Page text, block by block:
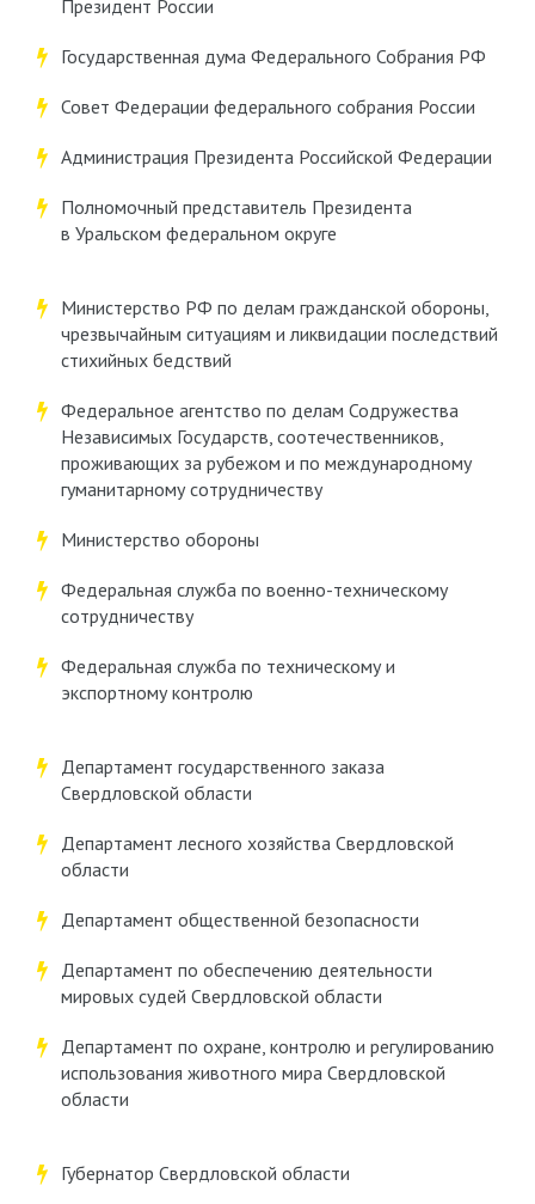
Президент России
Государственная дума Федерального Собрания РФ
Совет Федерации федерального собрания России
Администрация Президента Российской Федерации
Полномочный представитель Президента
в Уральском федеральном округе
Министерство РФ по делам гражданской обороны,
чрезвычайным ситуациям и ликвидации последствий
стихийных бедствий
Федеральное агентство по делам Содружества
Независимых Государств, соотечественников,
проживающих за рубежом и по международному
гуманитарному сотрудничеству
Министерство обороны
Федеральная служба по военно-техническому
сотрудничеству
Федеральная служба по техническому и
экспортному контролю
Департамент государственного заказа
Свердловской области
Департамент лесного хозяйства Свердловской
области
Департамент общественной безопасности
Департамент по обеспечению деятельности
мировых судей Свердловской области
Департамент по охране, контролю и регулированию
использования животного мира Свердловской
области
Губернатор Свердловской области